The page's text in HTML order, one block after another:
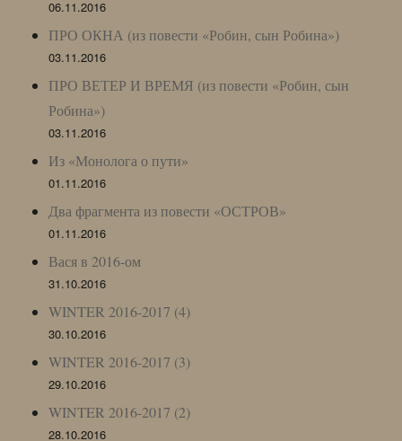
06.11.2016
ПРО ОКНА (из повести «Робин, сын Робина»)
03.11.2016
ПРО ВЕТЕР И ВРЕМЯ (из повести «Робин, сын
Робина»)
03.11.2016
Из «Монолога о пути»
01.11.2016
Два фрагмента из повести «ОСТРОВ»
01.11.2016
Вася в 2016-ом
31.10.2016
WINTER 2016-2017 (4)
30.10.2016
WINTER 2016-2017 (3)
29.10.2016
WINTER 2016-2017 (2)
28.10.2016